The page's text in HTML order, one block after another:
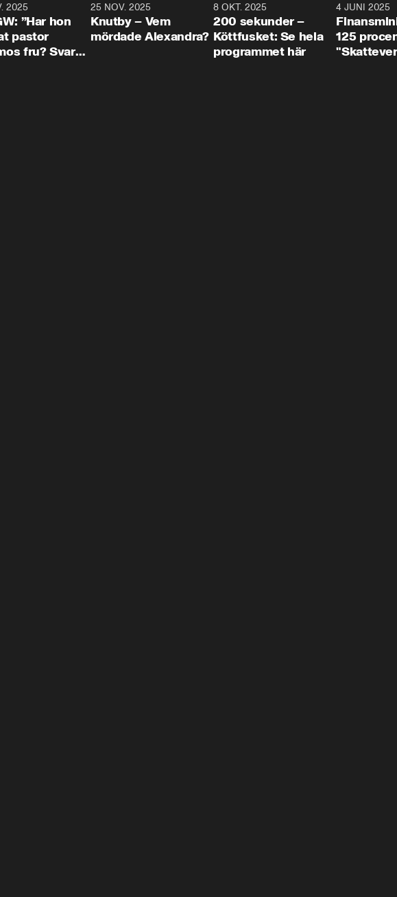
2025
”Har hon
pastor
fru? Svar
31:05
25 NOV. 2025
Knutby – Vem
mördade Alexandra?
4:29
8 OKT. 2025
200 sekunder –
Köttfusket: Se hela
programmet här
4 JUNI 2025
125